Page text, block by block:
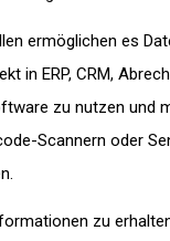
ermöglichen es
in ERP, CRM,
zu nutzen und
Scannern oder
zu